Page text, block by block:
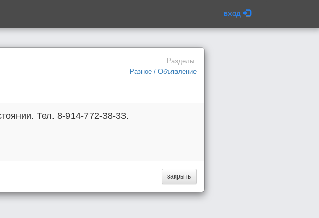
вход
Разделы:
Разное / Объявление
Тел. 8-914-772-38-33.
закрыть